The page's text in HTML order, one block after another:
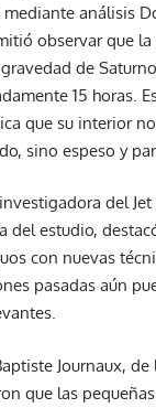
análisis
observar que
de
15 horas.
que su interior
sino espeso y
del
del estudio,
con nuevas
pasadas aún
Journaux,
que las